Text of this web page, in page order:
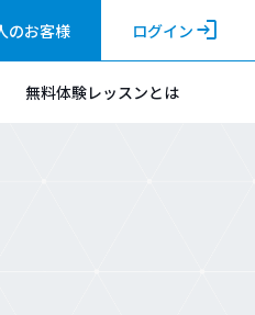
のお客様 ログイン login
無料体験レッスンとは